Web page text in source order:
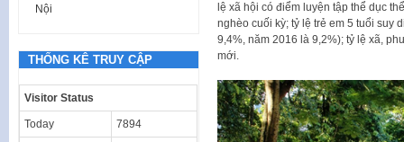
lệ xã hội có điểm luyện tập thể dục
nghèo cuối kỳ; tỷ lệ trẻ em 5 tuổi suy
9,4%, năm 2016 là 9,2%); tỷ lệ xã,
mới.
Nội
THỐNG KÊ TRUY CẬP
Visitor Status
Today 7894